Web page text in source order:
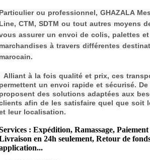
articulier ou professionnel, GHAZALA
CTM, SDTM ou tout autres moyens
assurer un envoi de colis, palettes
archandises à travers différentes
à la fois qualité et prix, ces
un envoi rapide et sécurisé.
des solutions adaptées aux
afin de les satisfaire quel que soit
leur localisation.
: Expédition, Ramassage,
en 24h seulement, Retour de